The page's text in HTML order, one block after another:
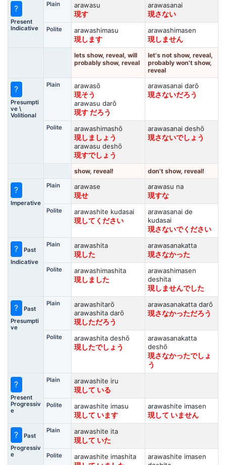
?
Present
Indicative
Plain
arawasu
現す
arawasanai
現さない
Polite
arawashimasu
現します
arawashimasen
現しません
lets show, reveal, will
probably show, reveal
let's not show, reveal,
probably won't show,
reveal
?
Presumpti
ve \
Volitional
Plain
arawasō
現そう
arawasu darō
現す だろう
arawasanai darō
現さないだろう
Polite
arawashimashō
現しましょう
arawasu deshō
現すでしょう
arawasanai deshō
現さないでしょう
show, reveal! don't show, reveal!
?
Imperative
Plain
arawase
現せ
arawasu na
現すな
Polite
arawashite kudasai
現してください
arawasanai de
kudasai
現さないでください
?
Past
Indicative
Plain
arawashita
現した
arawasanakatta
現さなかった
Polite
arawashimashita
現しました
arawashimasen
deshita
現しませんでした
?
Past
Presumpti
ve
Plain
arawashitarō
arawashita darō
現しただろう
arawasanakatta darō
現さなかっただろう
Polite
arawashita deshō
現したでしょう
arawasanakatta
deshō
現さなかったでしょ
う
?
Present
Progressiv
e
Plain
arawashite iru
現して いる
Polite
arawashite imasu
現して います
arawashite imasen
現して いません
?
Past
Progressiv
e
Plain
arawashite ita
現して いた
Polite
arawashite imashita
arawashite imasen